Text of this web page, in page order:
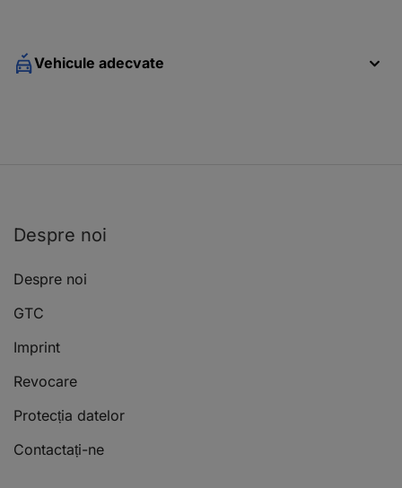
Vehicule adecvate
Despre noi
Despre noi
GTC
Imprint
Revocare
Protecția datelor
Contactați-ne